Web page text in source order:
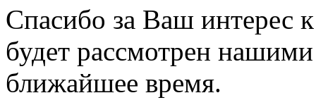
Спасибо за Ваш интерес
будет рассмотрен
ближайшее время.